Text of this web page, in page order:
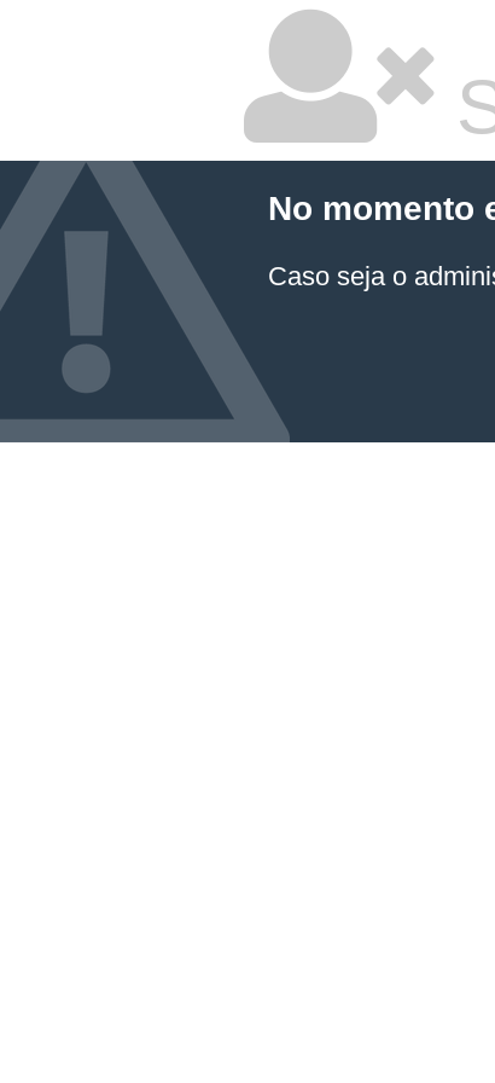
No momento
Caso seja o